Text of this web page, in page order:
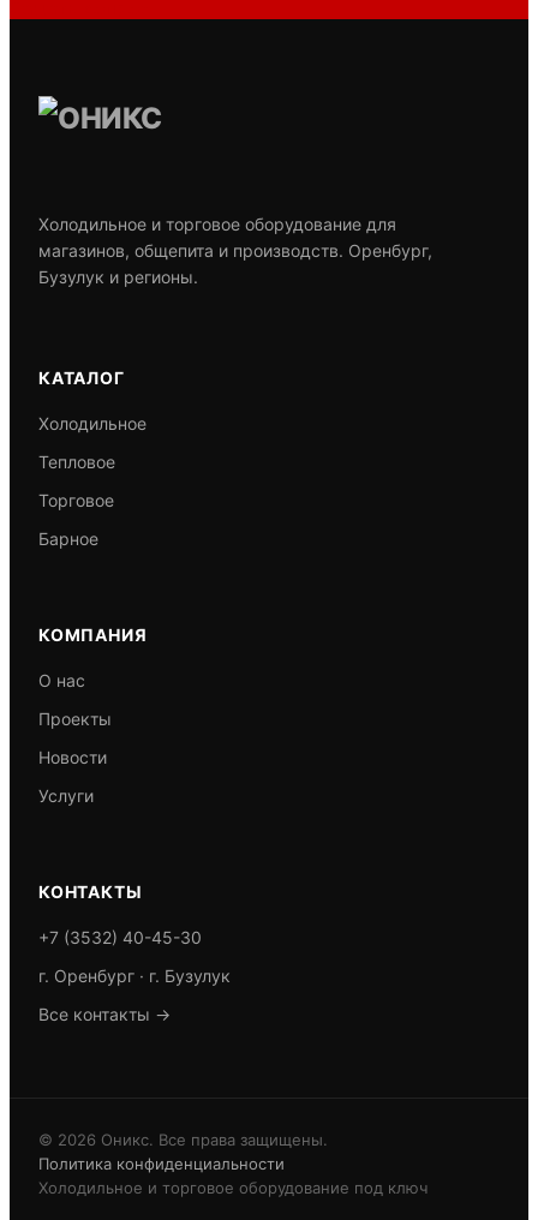
Холодильное и торговое оборудование для
магазинов, общепита и производств. Оренбург,
Бузулук и регионы.
КАТАЛОГ
Холодильное
Тепловое
Торговое
Барное
КОМПАНИЯ
О нас
Проекты
Новости
Услуги
КОНТАКТЫ
+7 (3532) 40-45-30
г. Оренбург · г. Бузулук
Все контакты →
© 2026 Оникс. Все права защищены.
Политика конфиденциальности
Холодильное и торговое оборудование под ключ